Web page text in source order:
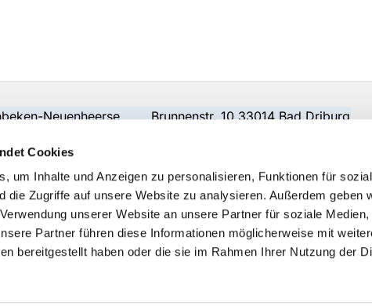
Cookies
um Inhalte und Anzeigen zu personalisieren, Funktionen für
die Zugriffe auf unsere Website zu analysieren. Außerdem geben
unserer Website an unsere Partner für soziale Medien,
Partner führen diese Informationen möglicherweise mit
bereitgestellt haben oder die sie im Rahmen Ihrer Nutzung der
Neuenheerse Brunnenstr. 10 33014 Bad Driburg